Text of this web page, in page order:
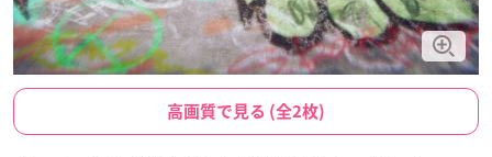
高画質で見る (全2枚)